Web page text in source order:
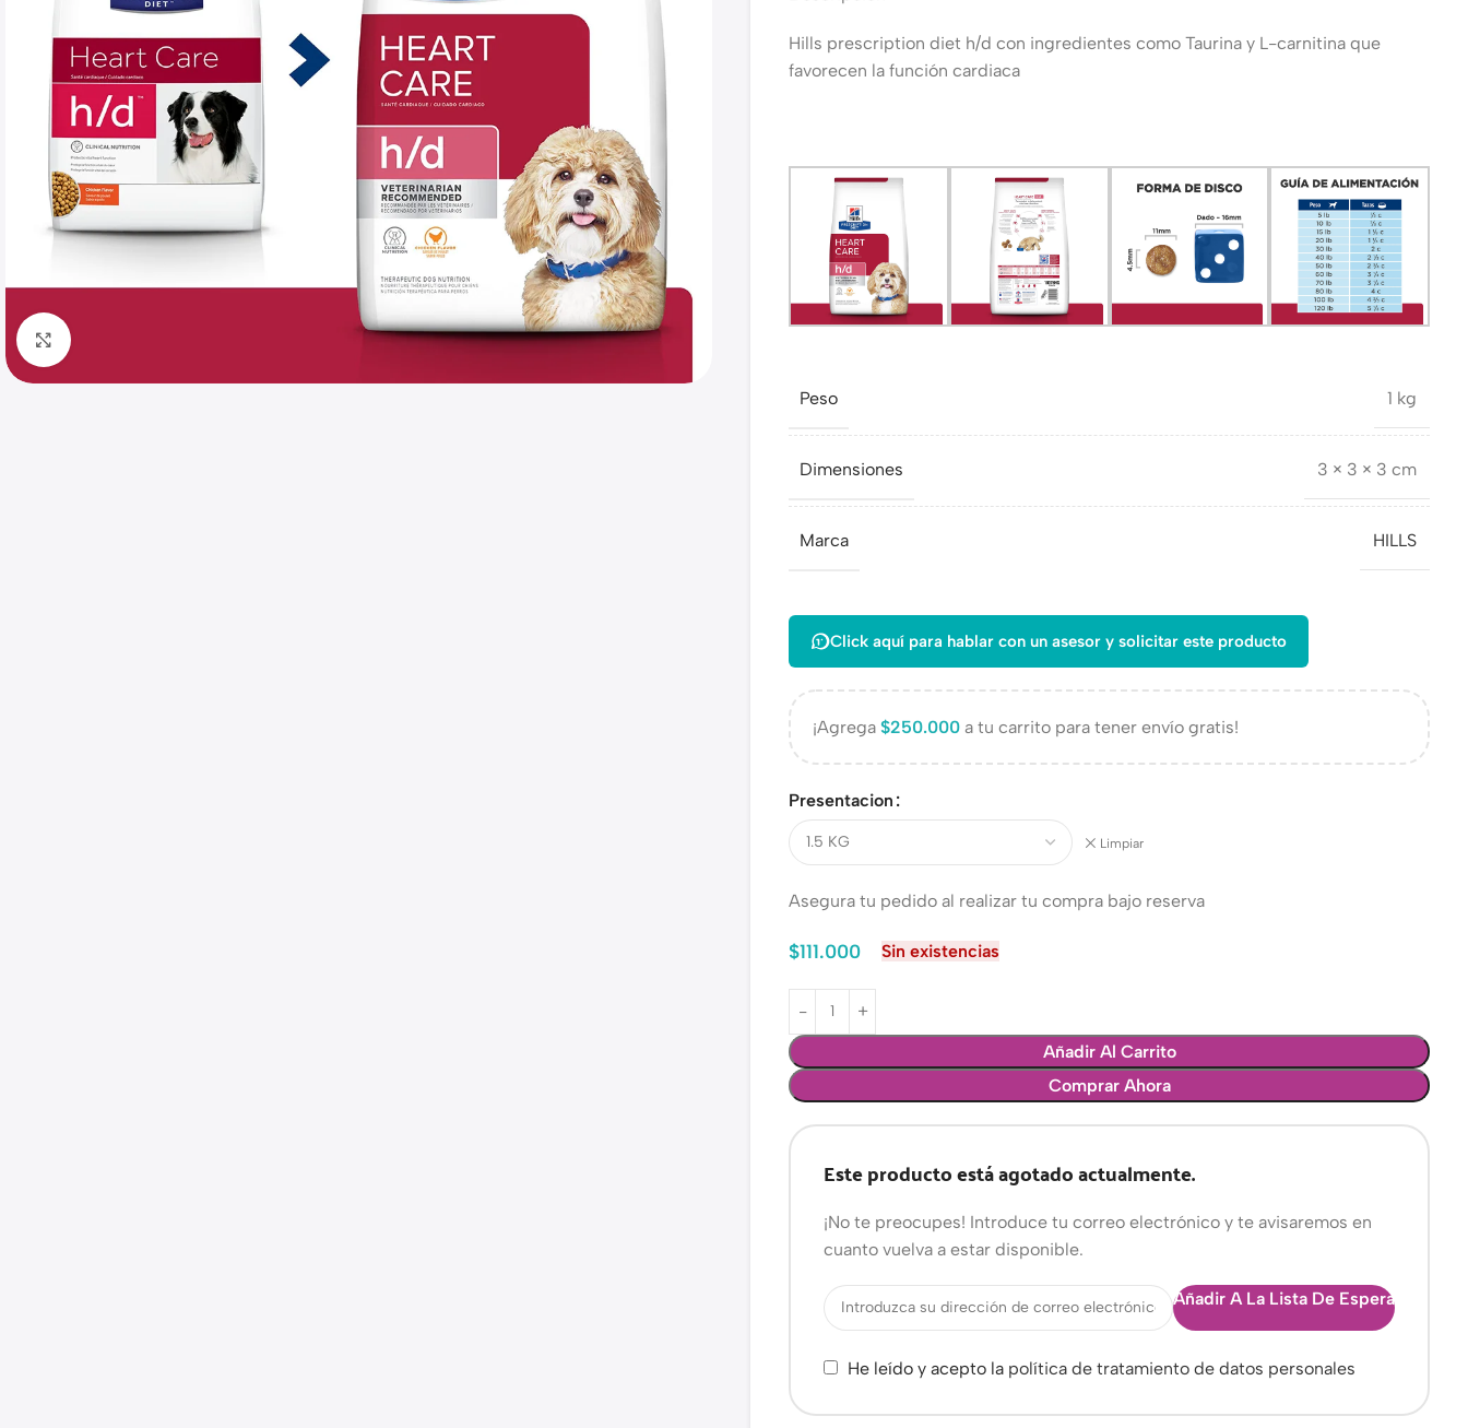
Hills prescription diet h/d con ingredientes como Taurina y L-carnitina que
favorecen la función cardiaca
Peso 1 kg
Dimensiones 3 × 3 × 3 cm
Marca HILLS
Click aquí para hablar con un asesor y solicitar este producto
¡Agrega $250.000 a tu carrito para tener envío gratis!
Presentacion
Limpiar
Asegura tu pedido al realizar tu compra bajo reserva
$111.000 Sin existencias
Añadir Al Carrito
Comprar Ahora
Este producto está agotado actualmente.
¡No te preocupes! Introduce tu correo electrónico y te avisaremos en
cuanto vuelva a estar disponible.
Añadir A La Lista De Espera
He leído y acepto la política de tratamiento de datos personales